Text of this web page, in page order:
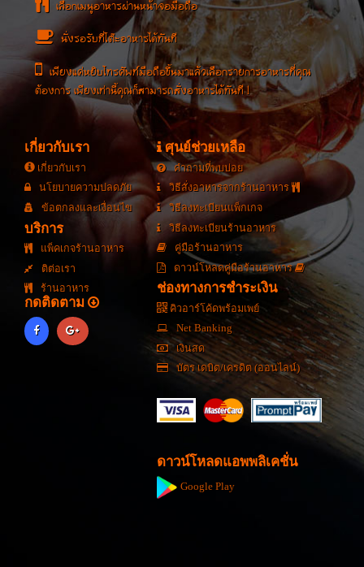
เลือกเมนูอาหารผ่านหน้าจอมือถือ
นั่งรอรับที่โต๊ะอาหารได้ทันที
เพียงแค่หยิบโทรศัพท์มือถือขึ้นมาแล้วเลือกรายการอาหารที่คุณ
ต้องการ เพียงเท่านี้คุณก็สามารถสั่งอาหารได้ทันที !
เกี่ยวกับเรา
เกี่ยวกับเรา
นโยบายความปลดภัย
ข้อตกลงและเงื่อนไข
บริการ
แพ็คเกจร้านอาหาร
ติต่อเรา
ร้านอาหาร
กดติดตาม
ศุนย์ช่วยเหลือ
คำถามที่พบบ่อย
วิธีสั่งอาหารจากร้านอาหาร
วิธีลงทะเบียนแพ็กเกจ
วิธีลงทะเบียนร้านอาหาร
คู่มือร้านอาหาร
ดาวน์โหลดคู่มือร้านอาหาร
ช่องทางการชำระเงิน
คิวอาร์โค้ดพร้อมเพย์
Net Banking
เงินสด
บัตร เดบิต/เครดิต (ออนไลน์)
ดาวน์โหลดแอพพลิเคชั่น
Google Play